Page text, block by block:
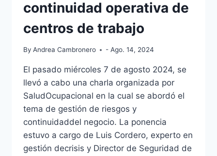
continuidad operativa de
centros de trabajo
By Andrea Cambronero - Ago. 14, 2024
El pasado miércoles 7 de agosto 2024, se
llevó a cabo una charla organizada por
SaludOcupacional en la cual se abordó el
tema de gestión de riesgos y
continuidaddel negocio. La ponencia
estuvo a cargo de Luis Cordero, experto en
gestión decrisis y Director de Seguridad de